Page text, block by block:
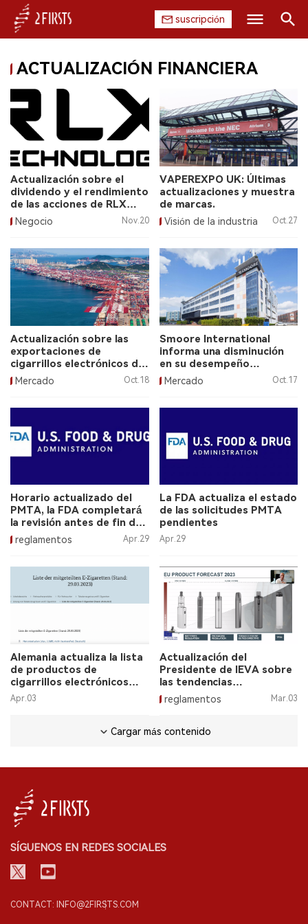
suscripción
INICIO
EMPRESA
PRODUCTO
REGULACIÓN
CHINA
EXPOSICIÓN
ENTREVISTA
ACTUALIZACIÓN FINANCIERA
Actualización sobre el
dividendo y el rendimiento
de las acciones de RLX
Technology.
Negocio Nov.20
VAPEREXPO UK: Últimas
actualizaciones y muestra
de marcas.
Visión de la industria Oct.27
Actualización sobre las
exportaciones de
cigarrillos electrónicos de
China a Kazajistán en
agosto de 2023.
Mercado Oct.18
Smoore International
informa una disminución
en su desempeño
financiero en 2023.
Mercado Oct.17
Horario actualizado del
PMTA, la FDA completará
la revisión antes de fin de
año.
reglamentos Apr.29
La FDA actualiza el estado
de las solicitudes PMTA
pendientes
Apr.29
Alemania actualiza la lista
de productos de
cigarrillos electrónicos
con 31,000 artículos.
Apr.03
Actualización del
Presidente de IEVA sobre
las tendencias
regulatorias del vaping en
la Unión Europea.
reglamentos Mar.03
Cargar más contenido
SÍGUENOS EN REDES SOCIALES
CONTACT: INFO@2FIRSTS.COM